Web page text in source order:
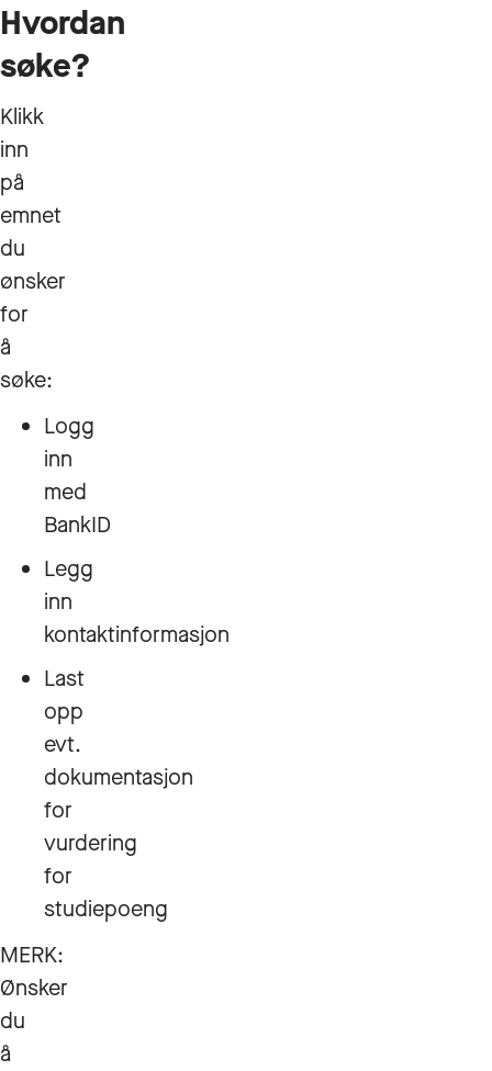
Hvordan
søke?
Klikk
inn
på
emnet
du
ønsker
for
å
søke:
Logg
inn
med
BankID
Legg
inn
kontaktinformasjon
Last
opp
evt.
dokumentasjon
for
vurdering
for
studiepoeng
MERK:
Ønsker
du
å